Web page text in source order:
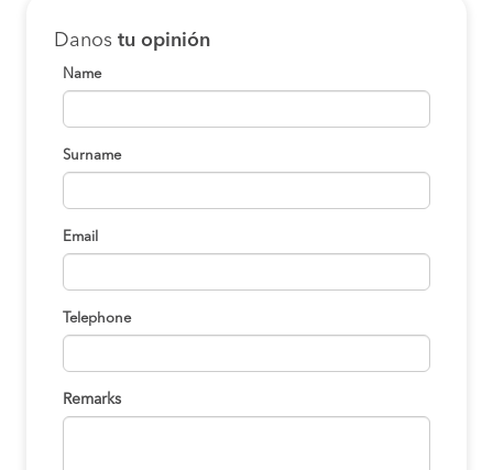
Danos tu opinión
Name
Surname
Email
Telephone
Remarks